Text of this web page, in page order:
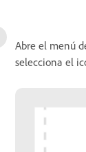
Abre el menú
selecciona el